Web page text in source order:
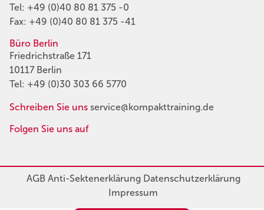
Tel: +49 (0)40 80 81 375 -0
Fax: +49 (0)40 80 81 375 -41
Büro Berlin
Friedrichstraße 171
10117 Berlin
Tel: +49 (0)30 303 66 5770
Schreiben Sie uns service@kompakttraining.de
Folgen Sie uns auf
AGBAnti-SektenerklärungDatenschutzerklärung
Impressum